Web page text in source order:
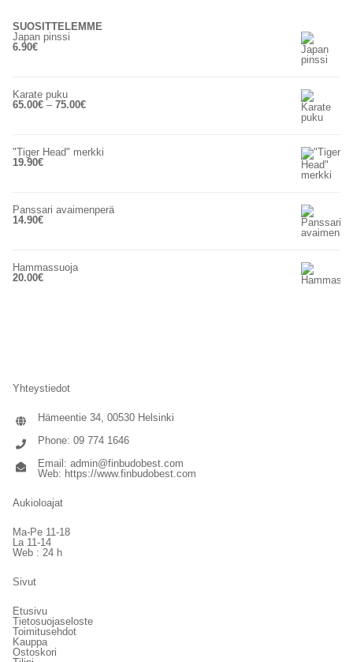
SUOSITTELEMME
Japan pinssi
6.90€
Karate puku
65.00€ – 75.00€Hintaluokka:
"Tiger Head" merkki
19.90€
Panssari avaimenperä
14.90€
Hammassuoja
20.00€
Yhteystiedot
Hämeentie 34, 00530 Helsinki
Phone: 09 774 1646
Email: admin@finbudobest.com
Web: https://www.finbudobest.com
Aukioloajat
Ma-Pe 11-18
La 11-14
Web : 24 h
Sivut
Etusivu
Tietosuojaseloste
Toimitusehdot
Kauppa
Ostoskori